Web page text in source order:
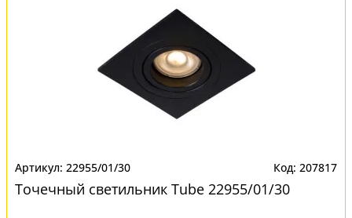
22955/01/30 207817
Точечный светильник Tube 22955/01/30